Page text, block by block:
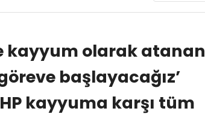
kayyum olarak atanan
başlayacağız’
kayyuma karşı tüm